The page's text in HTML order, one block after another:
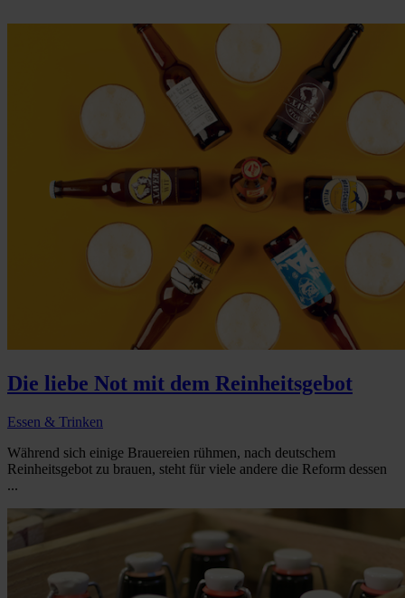
Die liebe Not mit dem Reinheitsgebot
Essen & Trinken
Während sich einige Brauereien rühmen, nach deutschem
Reinheitsgebot zu brauen, steht für viele andere die Reform dessen
...